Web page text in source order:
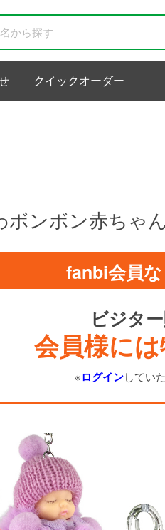
クイックオーダー
ボンボン赤ち
fanbi会員
ビジタ
会員様に
※ログインしてい